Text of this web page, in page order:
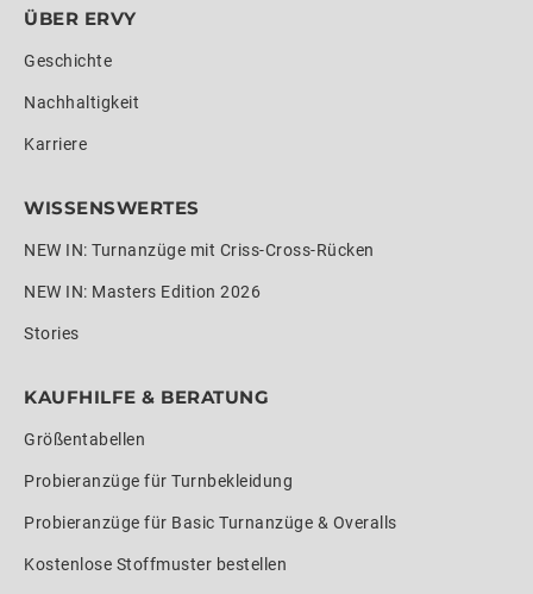
ÜBER ERVY
Geschichte
Nachhaltigkeit
Karriere
WISSENSWERTES
NEW IN: Turnanzüge mit Criss-Cross-Rücken
NEW IN: Masters Edition 2026
Stories
KAUFHILFE & BERATUNG
Größentabellen
Probieranzüge für Turnbekleidung
Probieranzüge für Basic Turnanzüge & Overalls
Kostenlose Stoffmuster bestellen